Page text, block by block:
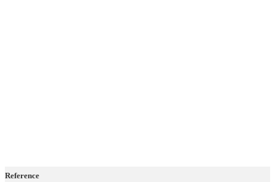
Reference